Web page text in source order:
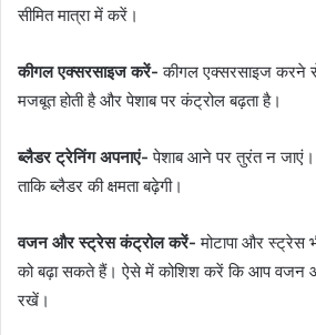
सीमित मात्रा में करें।
कीगल एक्सरसाइज करें- कीगल एक्सरसाइज करने
मजबूत होती है और पेशाब पर कंट्रोल बढ़ता है।
ब्लैडर ट्रेनिंग अपनाएं‌- पेशाब आने पर तुरंत न
ताकि ब्लैडर की क्षमता बढ़ेगी।
वजन और स्ट्रेस कंट्रोल करें- मोटापा और स्ट्रेस
को बढ़ा सकते हैं। ऐसे में कोशिश करें कि आप वजन
रखें।